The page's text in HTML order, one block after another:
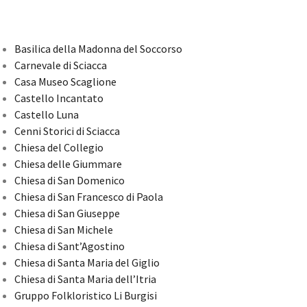
Basilica della Madonna del Soccorso
Carnevale di Sciacca
Casa Museo Scaglione
Castello Incantato
Castello Luna
Cenni Storici di Sciacca
Chiesa del Collegio
Chiesa delle Giummare
Chiesa di San Domenico
Chiesa di San Francesco di Paola
Chiesa di San Giuseppe
Chiesa di San Michele
Chiesa di Sant’Agostino
Chiesa di Santa Maria del Giglio
Chiesa di Santa Maria dell’Itria
Gruppo Folkloristico Li Burgisi